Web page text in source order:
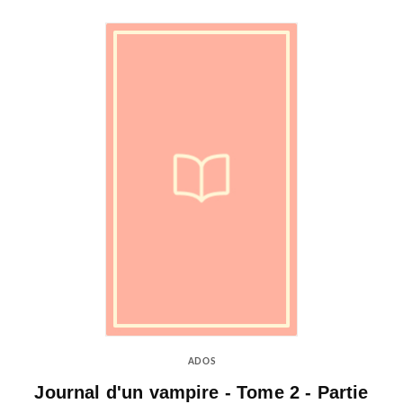
ADOS
Journal d'un vampire - Tome 2 - Partie